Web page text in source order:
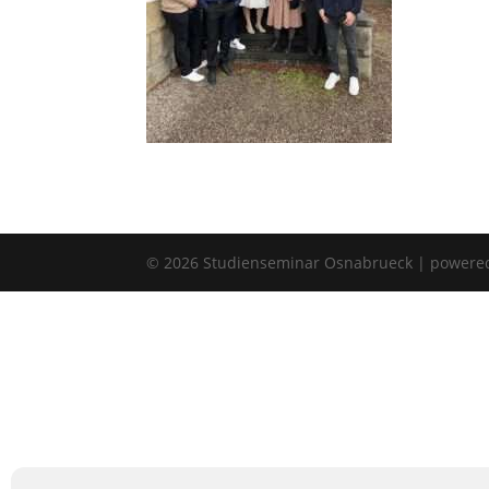
© 2026 Studienseminar Osnabrueck |